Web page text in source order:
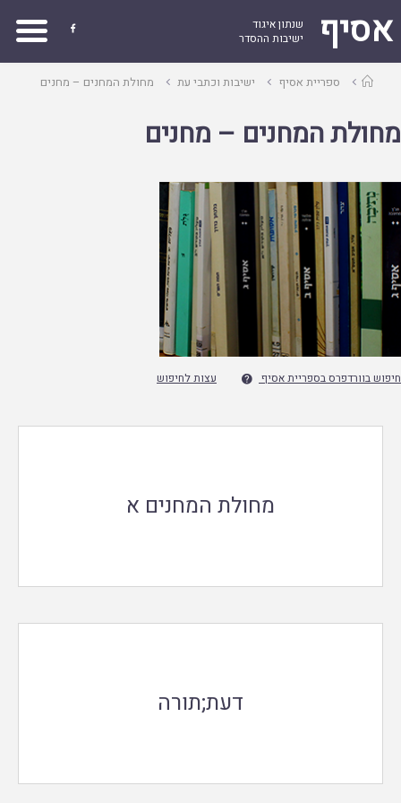
אסיף
שנתון איגוד
ישיבות ההסדר

עמודספריית אסיף ישיבות וכתבי עת מחולת המחנים – מחנים
מחולת המחנים – מחנים
חיפוש בוורדפרס בספריית אסיף  עצות לחיפוש
מחולת המחנים א
דעת;תורה